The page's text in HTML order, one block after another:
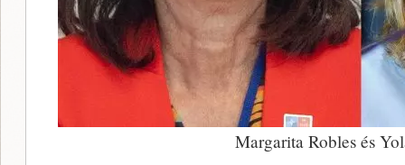
Margarita Robles és